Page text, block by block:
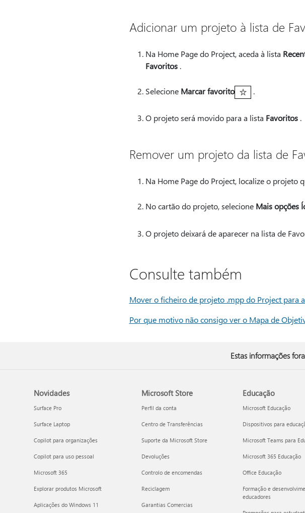
Adicionar um projeto à lista de
Na Home Page do Project, aceda à lista
Favoritos.
Selecione Marcar favorito .
O projeto será movido para a lista Favoritos.
Remover um projeto da lista de
Na Home Page do Project, localize o projeto
No cartão do projeto, selecione Mais opções
O projeto deixará de aparecer na lista de
Consulte também
Mover o ficheiro de projeto .mpp do Project para
Por que motivo não consigo ver o Mapa de
Estas informações
Novidades
Surface Pro
Surface Laptop
Copilot para organizações
Copilot para uso pessoal
Microsoft 365
Explorar produtos Microsoft
Aplicações do Windows 11
Microsoft Store
Perfil da conta
Centro de Transferências
Suporte da Microsoft Store
Devoluções
Controlo de encomendas
Reciclagem
Garantias Comercias
Educação
Microsoft Educação
Dispositivos para
Microsoft Teams para
Microsoft 365 Educação
Office Educação
Formação e
educadores